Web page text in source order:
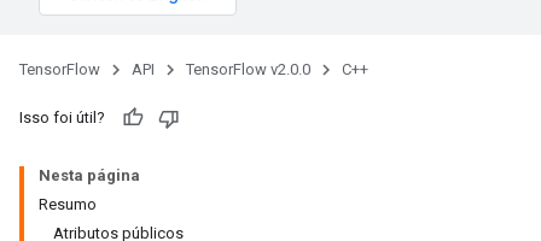
TensorFlow API TensorFlow v2.0.0 C++
Isso foi útil?
Nesta página
Resumo
Atributos públicos